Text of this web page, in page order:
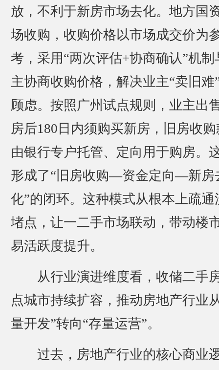
放，不利于新房市场去化。地方国
场收购，收购价格以市场成交价为
考，采用“两次评估+协商确认”机制
主协商收购价格，解决业主“卖旧难
顾虑。按照广州试点规则，业主出
房后180日内须购买新房，旧房收
由银行专户托管、定向用于购房。
形成了“旧房收购—资金定向—新房
化”的闭环。这种模式从根本上疏通
堵点，让一二手市场联动，带动楼
易活跃度提升。
从行业演进维度看，收储二手
点城市持续扩容，推动房地产行业
量开发”转向“存量运营”。
过去，房地产行业的核心商业